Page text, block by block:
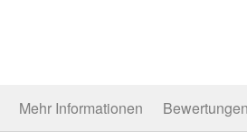
Mehr Informationen Bewertungen